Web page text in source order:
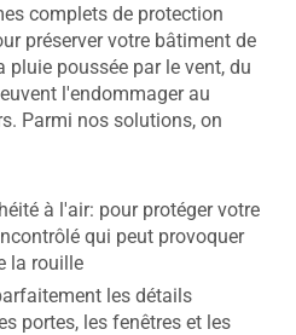
complets de protection
préserver votre bâtiment de
poussée par le vent, du
l'endommager au
Parmi nos solutions, on
à l'air: pour protéger votre
qui peut provoquer
la rouille
les détails
portes, les fenêtres et les